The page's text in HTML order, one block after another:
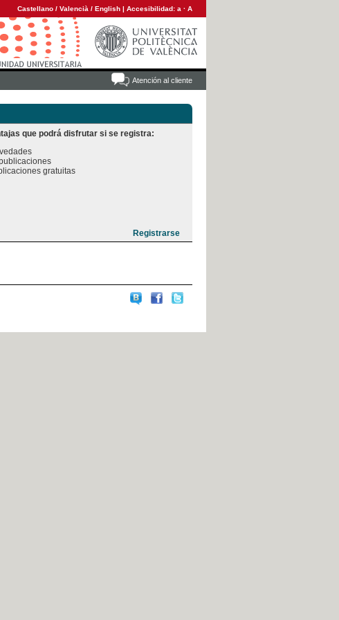
Castellano / Valencià / English | Accesibilidad: a · A
Atención al cliente
que podrá disfrutar si se registra:
gratuitas